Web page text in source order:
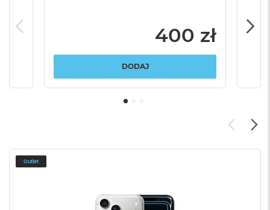
400 zł
DODAJ
Outlet